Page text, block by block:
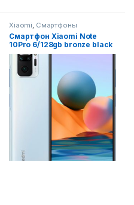
Xiaomi, Смартфоны
Смартфон Xiaomi Note
10Pro 6/128gb bronze black
nebula